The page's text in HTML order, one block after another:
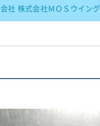
社 株式会社ＭＯＳウイング